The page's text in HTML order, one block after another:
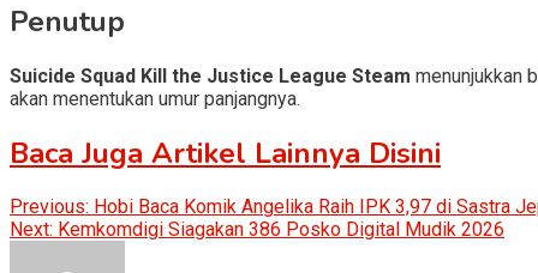
Penutup
Suicide Squad Kill the Justice League Steam menunjukkan
akan menentukan umur panjangnya.
Baca Juga Artikel Lainnya Disini
Post
navigation
Previous: Hobi Baca Komik Angelika Raih IPK 3,97 di Sastra
Next: Kemkomdigi Siagakan 386 Posko Digital Mudik 2026